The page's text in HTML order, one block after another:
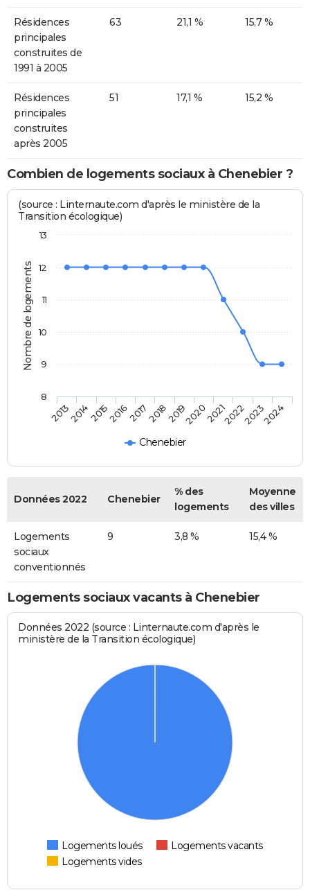
Résidences
principales
construites de
1991 à 2005
63 21,1 % 15,7 %
Résidences
principales
construites
après 2005
51 17,1 % 15,2 %
Combien de logements sociaux à Chenebier ?
Nombre de logements
(source : Linternaute.com d'après le ministère de la
Transition écologique)
Chenebier
201320142015201620172018201920202021202220232024
8
9
10
11
12
13
Données 2022 Chenebier
% des
logements
Moyenne
des villes
Logements
sociaux
conventionnés
9 3,8 % 15,4 %
Logements sociaux vacants à Chenebier
Données 2022 (source : Linternaute.com d'après le
ministère de la Transition écologique)
Logements loués
Logements vacants
Logements vides